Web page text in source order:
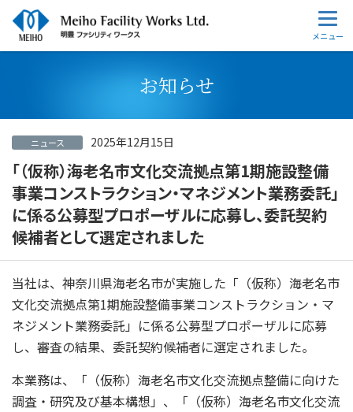
お知らせ
ニュース 2025年12月15日
「（仮称）海老名市文化交流拠点第1期施設整備
事業コンストラクション・マネジメント業務委託」
に係る公募型プロポーザルに応募し、委託契約
候補者として選定されました
当社は、神奈川県海老名市が実施した「（仮称）海老名市
文化交流拠点第1期施設整備事業コンストラクション・マ
ネジメント業務委託」に係る公募型プロポーザルに応募
し、審査の結果、委託契約候補者に選定されました。
本業務は、「（仮称）海老名市文化交流拠点整備に向けた
調査・研究及び基本構想」、「（仮称）海老名市文化交流